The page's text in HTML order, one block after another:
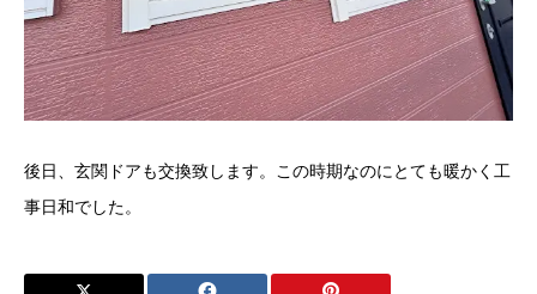
後日、玄関ドアも交換致します。この時期なのにとても暖かく工
事日和でした。